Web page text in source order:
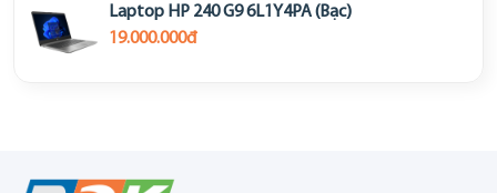
Laptop HP 240 G9 6L1Y4PA (Bạc)
19.000.000đ